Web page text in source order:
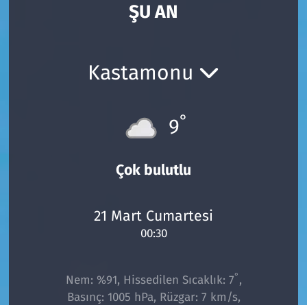
ŞU AN
Kastamonu
9°
Çok bulutlu
21 Mart Cumartesi
00:30
Nem: %91, Hissedilen Sıcaklık: 7° ,
Basınç: 1005 hPa, Rüzgar: 7 km/s,
Haber Arşivi